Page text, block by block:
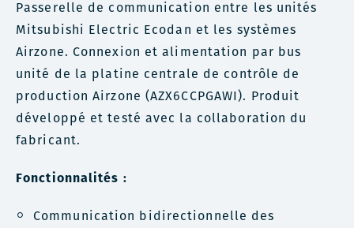
Passerelle de communication entre les unités
Mitsubishi Electric Ecodan et les systèmes
Airzone. Connexion et alimentation par bus
unité de la platine centrale de contrôle de
production Airzone (AZX6CCPGAWI). Produit
développé et testé avec la collaboration du
fabricant.
Fonctionnalités :
Communication bidirectionnelle des